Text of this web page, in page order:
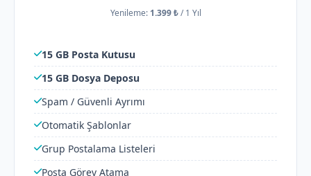
Yenileme: 1.399 ₺/1 Yıl
15 GB Posta Kutusu
15 GB Dosya Deposu
Spam / Güvenli Ayrımı
Otomatik Şablonlar
Grup Postalama Listeleri
Posta Görev Atama